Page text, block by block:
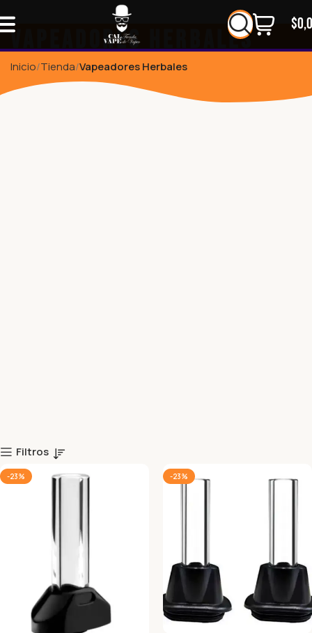
$
Vapeadores Herbales
Inicio Tienda Vapeadores Herbales
Filtros
-23% -23%